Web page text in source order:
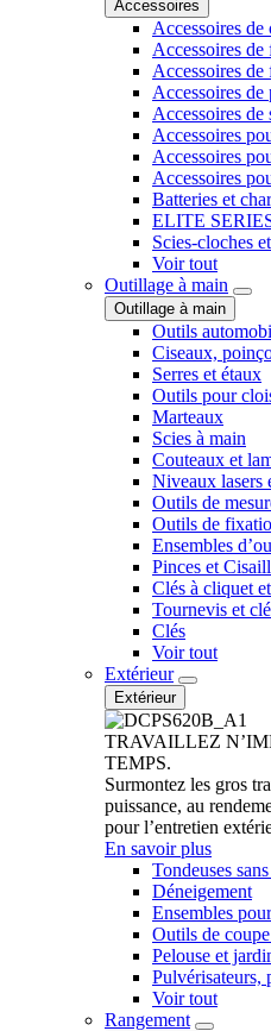
Accessoires
Accessoires de
Accessoires
Accessoires de
Accessoires de
Accessoires de
Accessoires
Accessoires
Accessoires
Batteries et
ELITE
Scies-cloches
Voir tout
Outillage à main
Outillage à main
Outils
Ciseaux,
Serres et étaux
Outils pour
Marteaux
Scies à main
Couteaux et
Niveaux lasers
Outils de
Outils de
Ensembles
Pinces et
Clés à cliquet
Tournevis et
Clés
Voir tout
Extérieur
Extérieur
TRAVAILLEZ
TEMPS.
Surmontez les gros
puissance, au
pour l’entretien
En savoir plus
Tondeuses
Déneigement
Ensembles
Outils de
Pelouse et
Pulvérisateurs,
Voir tout
Rangement